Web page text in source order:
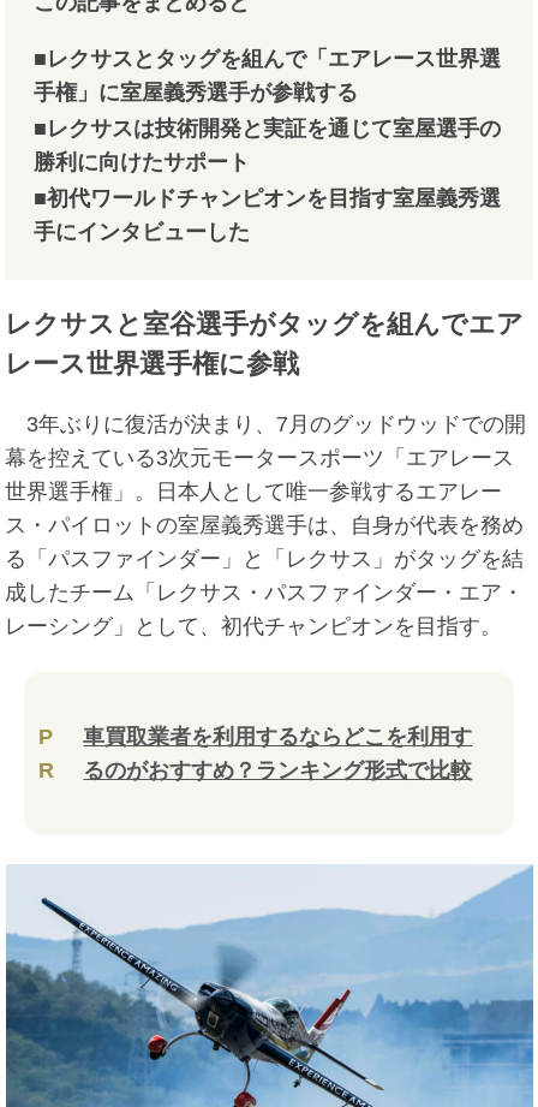
■レクサスとタッグを組んで「エアレース世界選
手権」に室屋義秀選手が参戦する
■レクサスは技術開発と実証を通じて室屋選手の
勝利に向けたサポート
■初代ワールドチャンピオンを目指す室屋義秀選
手にインタビューした
レクサスと室谷選手がタッグを組んでエア
レース世界選手権に参戦
3年ぶりに復活が決まり、7月のグッドウッドでの開
幕を控えている3次元モータースポーツ「エアレース
世界選手権」。日本人として唯一参戦するエアレー
ス・パイロットの室屋義秀選手は、自身が代表を務め
る「パスファインダー」と「レクサス」がタッグを結
成したチーム「レクサス・パスファインダー・エア・
レーシング」として、初代チャンピオンを目指す。
P
R
車買取業者を利用するならどこを利用す
るのがおすすめ？ランキング形式で比較